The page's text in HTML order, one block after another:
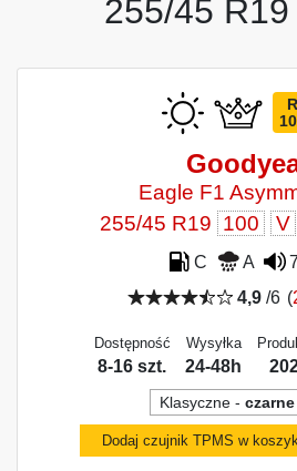
255/45
Eagle F1
255/45 R19 100 V
C A
4,9/6 (
Dostępność
8-16 szt.
Wysyłka
24-48h
Klasyczne -
Dodaj czujnik TPMS w